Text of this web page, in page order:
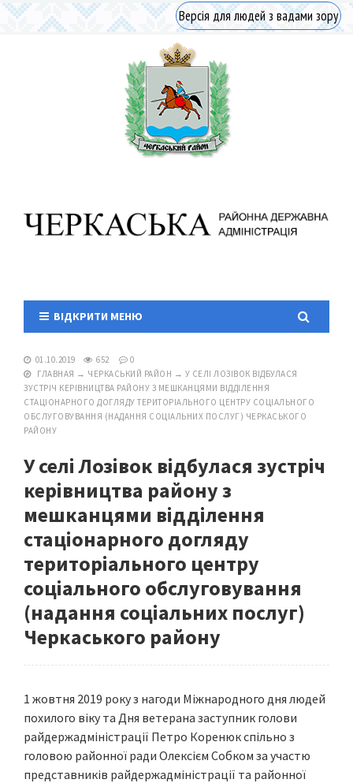
Версія для людей з вадами зору
ВІДКРИТИ МЕНЮ
01.10.2019 652
0
ГЛАВНАЯ → ЧЕРКАСЬКИЙ РАЙОН → У СЕЛІ ЛОЗІВОК ВІДБУЛАСЯ
ЗУСТРІЧ КЕРІВНИЦТВА РАЙОНУ З МЕШКАНЦЯМИ ВІДДІЛЕННЯ
СТАЦІОНАРНОГО ДОГЛЯДУ ТЕРИТОРІАЛЬНОГО ЦЕНТРУ СОЦІАЛЬНОГО
ОБСЛУГОВУВАННЯ (НАДАННЯ СОЦІАЛЬНИХ ПОСЛУГ) ЧЕРКАСЬКОГО
РАЙОНУ
У селі Лозівок відбулася зустріч
керівництва району з
мешканцями відділення
стаціонарного догляду
територіального центру
соціального обслуговування
(надання соціальних послуг)
Черкаського району
1 жовтня 2019 року з нагоди Міжнародного дня людей
похилого віку та Дня ветерана заступник голови
райдержадміністрації Петро Коренюк спільно з
головою районної ради Олексієм Собком за участю
представників райдержадміністрації та районної